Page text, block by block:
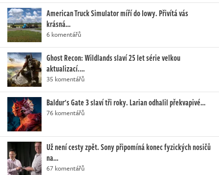
American Truck Simulator míří do Iowy. Přivítá vás
krásná…
6 komentářů
Ghost Recon: Wildlands slaví 25 let série velkou
aktualizací.…
35 komentářů
Baldur's Gate 3 slaví tři roky. Larian odhalil překvapivé…
76 komentářů
Už není cesty zpět. Sony připomíná konec fyzických nosičů
na…
67 komentářů